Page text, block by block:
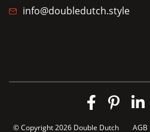
info@doubledutch.style
© Copyright 2026 Double Dutch AGB